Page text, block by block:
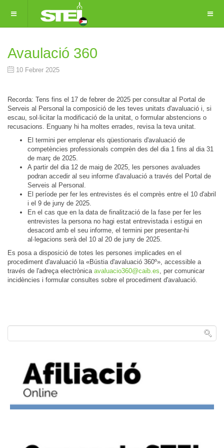
Avaulació 360
10 Febrer 2025
Recorda: Tens fins el 17 de febrer de 2025 per consultar al Portal de
Serveis al Personal la composició de les teves unitats d'avaluació i, si
escau, sol·licitar la modificació de la unitat, o formular abstencions o
recusacions. Enguany hi ha moltes errades, revisa la teva unitat.
El termini per emplenar els qüestionaris d'avaluació de
competències professionals comprèn des del dia 1 fins al dia 31
de març de 2025.
A partir del dia 12 de maig de 2025, les persones avaluades
podran accedir al seu informe d'avaluació a través del Portal de
Serveis al Personal.
El període per fer les entrevistes és el comprès entre el 10 d'abril
i el 9 de juny de 2025.
En el cas que en la data de finalització de la fase per fer les
entrevistes la persona no hagi estat entrevistada i estigui en
desacord amb el seu informe, el termini per presentar-hi
al·legacions serà del 10 al 20 de juny de 2025.
Es posa a disposició de totes les persones implicades en el
procediment d'avaluació la «Bústia d'avaluació 360º», accessible a
través de l'adreça electrònica avaluacio360@caib.es, per comunicar
incidències i formular consultes sobre el procediment d'avaluació.